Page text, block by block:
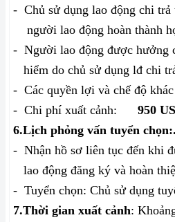
- Chủ sử dụng lao động chi
người lao động hoàn thành
- Người lao động được hưởng
hiểm do chủ sử dụng lđ chi
- Các quyền lợi và chế độ
- Chi phí xuất cảnh:
950
6.Lịch phỏng vấn tuyển chọn:.
- Nhận hồ sơ liên tục đến khi
lao động đăng ký và hoàn
- Tuyển chọn: Chủ sử dụng
7.Thời gian xuất cảnh: